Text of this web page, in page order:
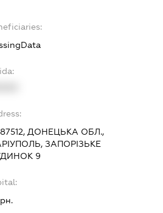
ДОНЕЦЬКА ОБЛ.,
ЗАПОРІЗЬКЕ
9